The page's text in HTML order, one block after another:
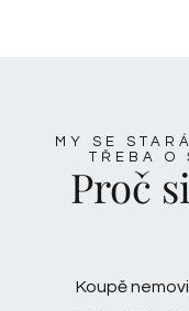
MY SE
TŘEBA O
Proč
Koupě